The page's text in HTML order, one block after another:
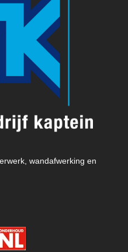
wandafwerking en